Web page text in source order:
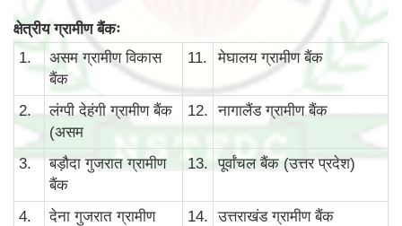
क्षेत्रीय ग्रामीण बैंकः
1.
असम ग्रामीण विकास
बैंक
11. मेघालय ग्रामीण बैंक
2.
लंग्पी देहंगी ग्रामीण बैंक
(असम
12. नागालैंड ग्रामीण बैंक
3.
बड़ौदा गुजरात ग्रामीण
बैंक
13. पूर्वांचल बैंक (उत्तर प्रदेश)
4.
देना गुजरात ग्रामीण
14. उत्तराखंड ग्रामीण बैंक